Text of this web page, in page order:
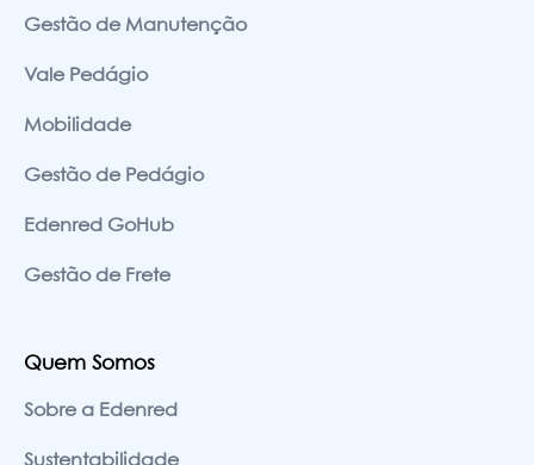
Gestão de Manutenção
Vale Pedágio
Mobilidade
Gestão de Pedágio
Edenred GoHub
Gestão de Frete
Quem Somos
Sobre a Edenred
Sustentabilidade